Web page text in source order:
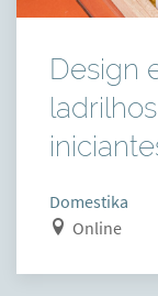
Design
Domestika
Online